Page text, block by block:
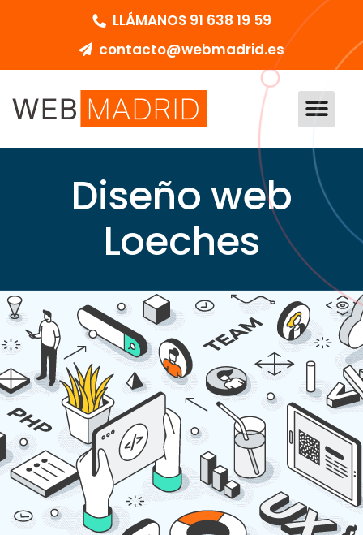
LLÁMANOS 91 638 19 59
contacto@webmadrid.es
Diseño web
Loeches